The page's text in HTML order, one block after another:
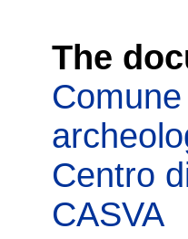
The
Centro
CASVA